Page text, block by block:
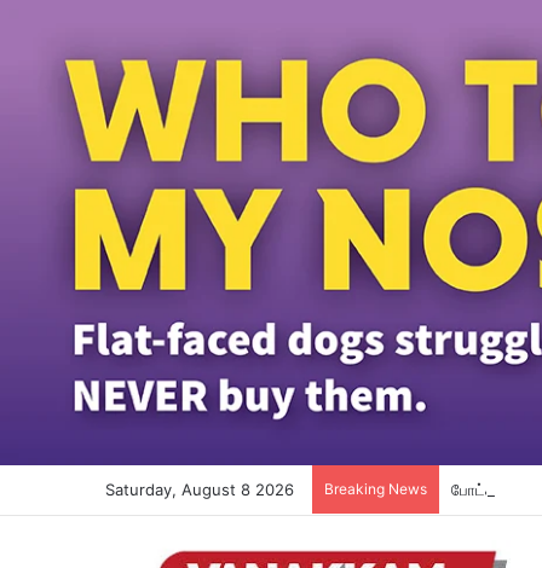
Saturday, August 8 2026 Breaking News போட்காஸ்ட்